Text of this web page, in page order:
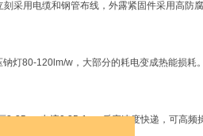
采用电缆和钢管布线，外露紧固件采用高防腐
灯80-120lm/w，大部分的耗电变成热能损耗
3-35v，电流0.35-1a，反应速度快递，可高频